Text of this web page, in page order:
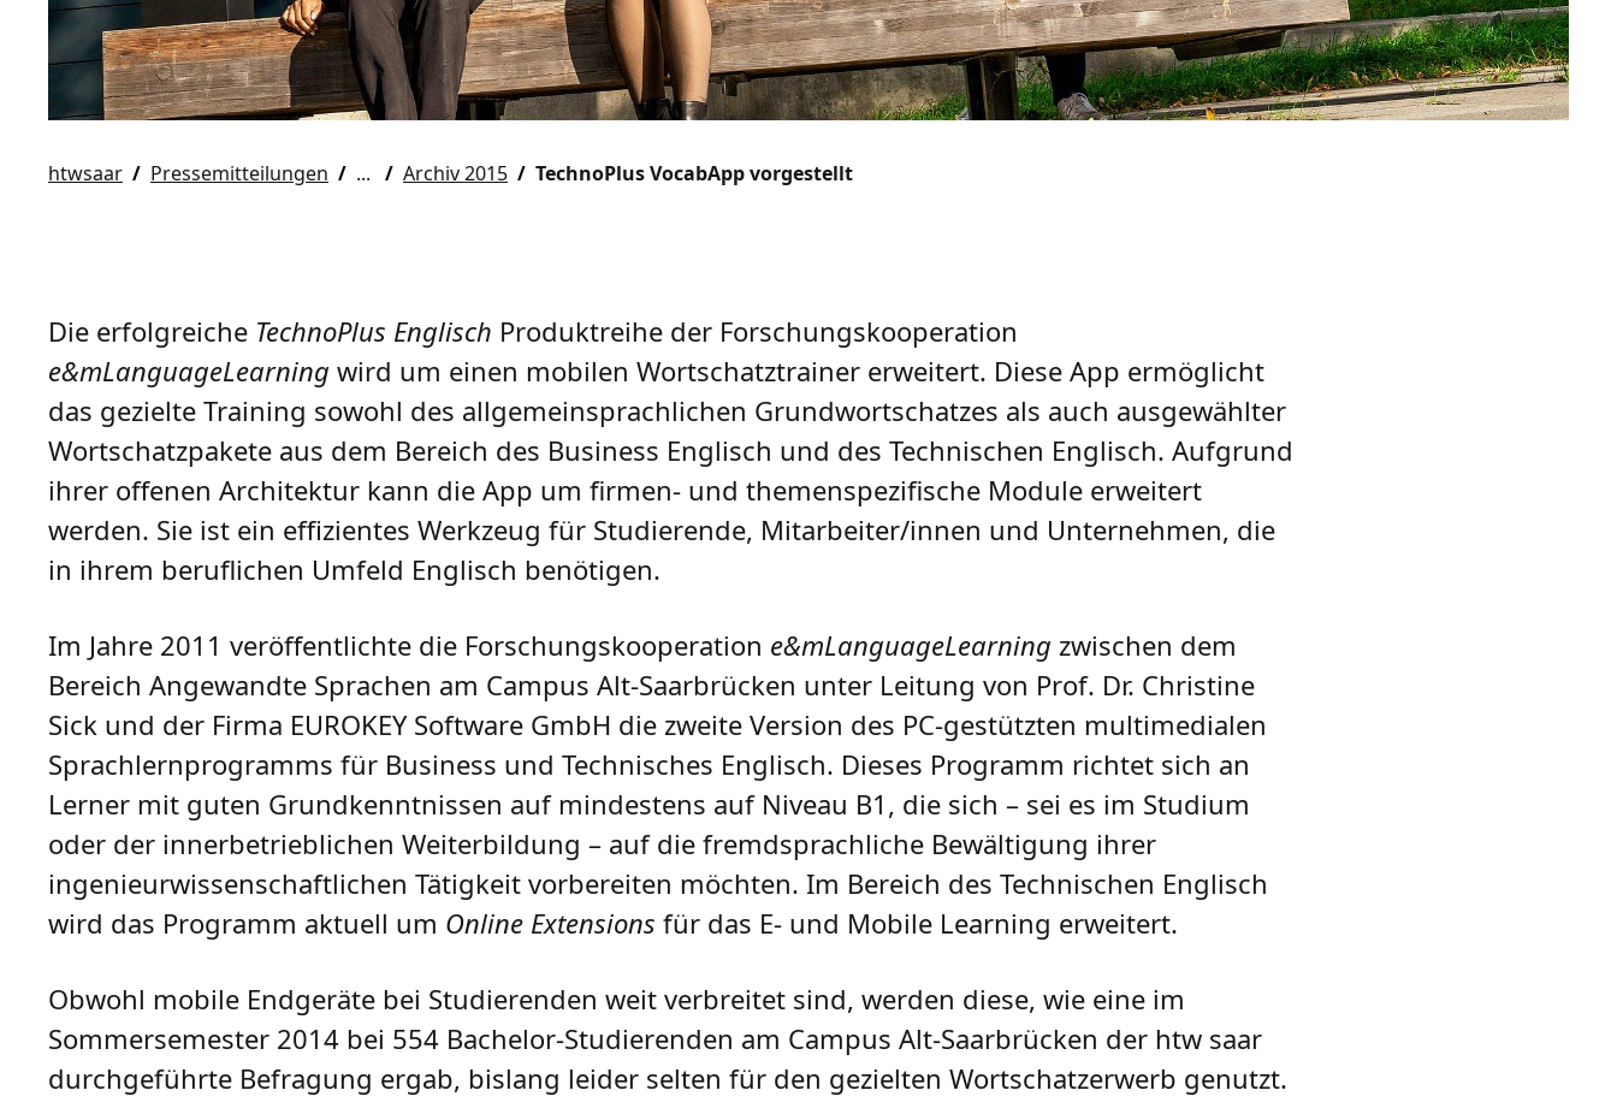
htwsaar Pressemitteilungen Archiv 2015 TechnoPlus VocabApp vorgestellt
Die erfolgreiche TechnoPlus Englisch Produktreihe der Forschungskooperation
e&mLanguageLearning wird um einen mobilen Wortschatztrainer erweitert. Diese App ermöglicht
das gezielte Training sowohl des allgemeinsprachlichen Grundwortschatzes als auch ausgewählter
Wortschatzpakete aus dem Bereich des Business Englisch und des Technischen Englisch. Aufgrund
ihrer offenen Architektur kann die App um firmen- und themenspezifische Module erweitert
werden. Sie ist ein effizientes Werkzeug für Studierende, Mitarbeiter/innen und Unternehmen, die
in ihrem beruflichen Umfeld Englisch benötigen.
Im Jahre 2011 veröffentlichte die Forschungskooperation e&mLanguageLearning zwischen dem
Bereich Angewandte Sprachen am Campus Alt-Saarbrücken unter Leitung von Prof. Dr. Christine
Sick und der Firma EUROKEY Software GmbH die zweite Version des PC-gestützten multimedialen
Sprachlernprogramms für Business und Technisches Englisch. Dieses Programm richtet sich an
Lerner mit guten Grundkenntnissen auf mindestens auf Niveau B1, die sich – sei es im Studium
oder der innerbetrieblichen Weiterbildung – auf die fremdsprachliche Bewältigung ihrer
ingenieurwissenschaftlichen Tätigkeit vorbereiten möchten. Im Bereich des Technischen Englisch
wird das Programm aktuell um Online Extensions für das E- und Mobile Learning erweitert.
Obwohl mobile Endgeräte bei Studierenden weit verbreitet sind, werden diese, wie eine im
Sommersemester 2014 bei 554 Bachelor-Studierenden am Campus Alt-Saarbrücken der htw saar
durchgeführte Befragung ergab, bislang leider selten für den gezielten Wortschatzerwerb genutzt.